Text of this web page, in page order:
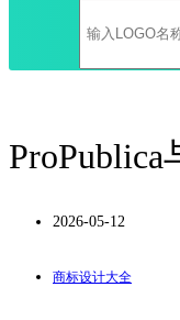
ProPublica
2026-05-12
商标设计大全